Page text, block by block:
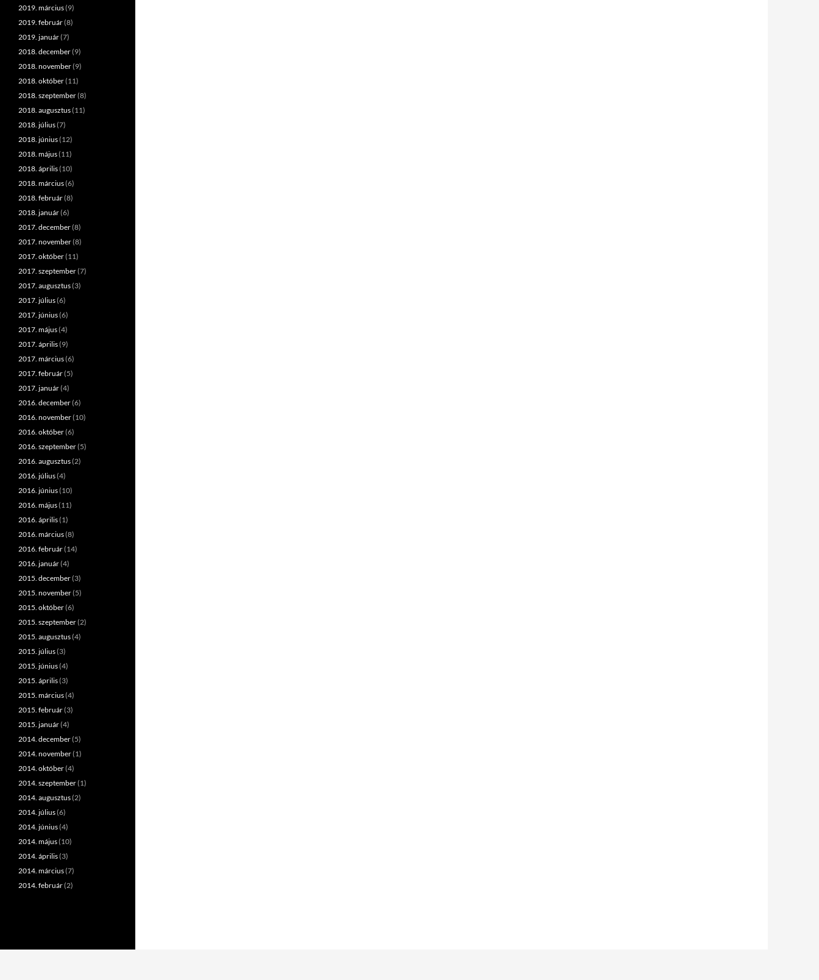
2019. március(9)
2019. február(8)
2019. január(7)
2018. december(9)
2018. november(9)
2018. október(11)
2018. szeptember(8)
2018. augusztus(11)
2018. július(7)
2018. június(12)
2018. május(11)
2018. április(10)
2018. március(6)
2018. február(8)
2018. január(6)
2017. december(8)
2017. november(8)
2017. október(11)
2017. szeptember(7)
2017. augusztus(3)
2017. július(6)
2017. június(6)
2017. május(4)
2017. április(9)
2017. március(6)
2017. február(5)
2017. január(4)
2016. december(6)
2016. november(10)
2016. október(6)
2016. szeptember(5)
2016. augusztus(2)
2016. július(4)
2016. június(10)
2016. május(11)
2016. április(1)
2016. március(8)
2016. február(14)
2016. január(4)
2015. december(3)
2015. november(5)
2015. október(6)
2015. szeptember(2)
2015. augusztus(4)
2015. július(3)
2015. június(4)
2015. április(3)
2015. március(4)
2015. február(3)
2015. január(4)
2014. december(5)
2014. november(1)
2014. október(4)
2014. szeptember(1)
2014. augusztus(2)
2014. július(6)
2014. június(4)
2014. május(10)
2014. április(3)
2014. március(7)
2014. február(2)